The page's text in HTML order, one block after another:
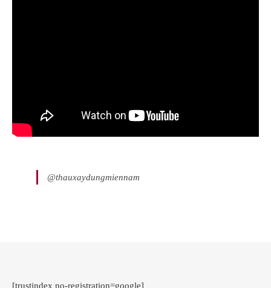
@thauxaydungmiennam
[trustindex no-registration=google]